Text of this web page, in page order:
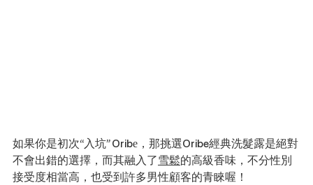
如果你是初次“入坑” Oribe，那挑選Oribe經典洗髮露是絕對
不會出錯的選擇，而其融入了雪鬆的高級香味，不分性別
接受度相當高，也受到許多男性顧客的青睞喔！